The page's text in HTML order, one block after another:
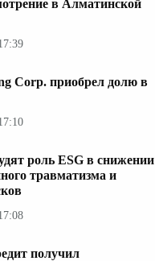
в Алматинской
Corp. приобрел долю в
роль ESG в снижении
травматизма и
получил